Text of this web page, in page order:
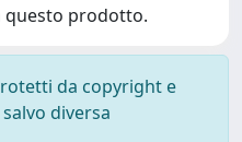
questo prodotto.
da copyright e
diversa